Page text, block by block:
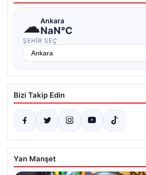
☁Ankara
NaN°C
ŞEHIR SEÇ
Bizi Takip Edin
Yan Manşet